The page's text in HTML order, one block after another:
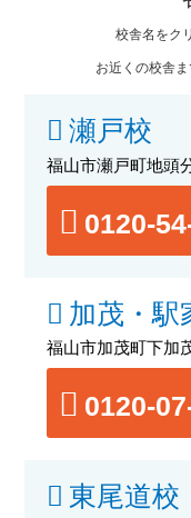
校舎名をク
お近くの校舎
瀬戸校
福山市瀬戸町地頭
0120-
加茂・駅
福山市加茂町下加
0120-
東尾道校